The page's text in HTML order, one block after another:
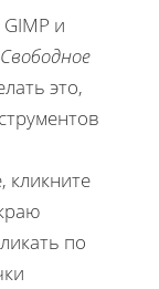
и
Свободное
это,
кликните
по